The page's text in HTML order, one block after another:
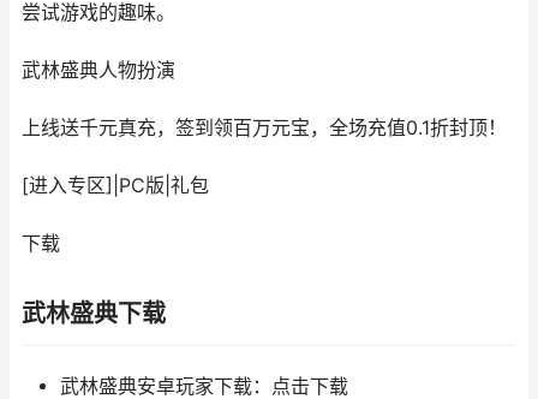
尝试游戏的趣味。
武林盛典人物扮演
上线送千元真充，签到领百万元宝，全场充值0.1折封顶！
[进入专区] PC版 礼包
下载
武林盛典下载
武林盛典安卓玩家下载：点击下载